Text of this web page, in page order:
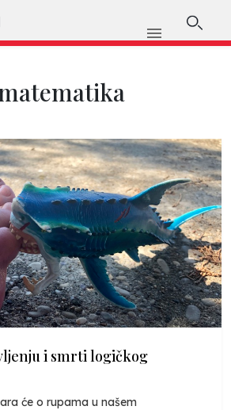
i smrti logičkog
će o rupama u našem